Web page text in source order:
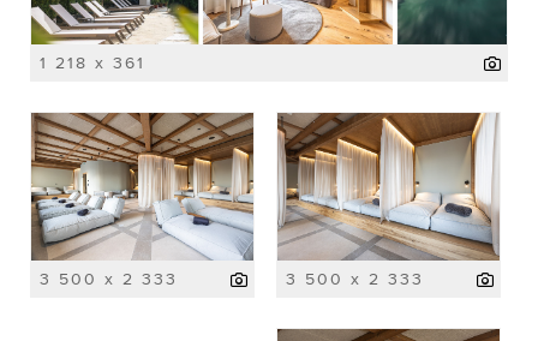
1 218 x 361
3 500 x 2 333 3 500 x 2 333